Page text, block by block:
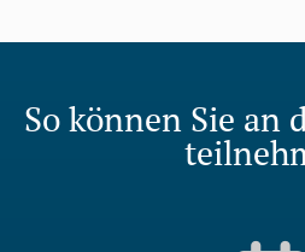
So können Sie an